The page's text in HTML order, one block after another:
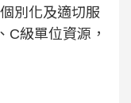
別化及適切服
C級單位資源，